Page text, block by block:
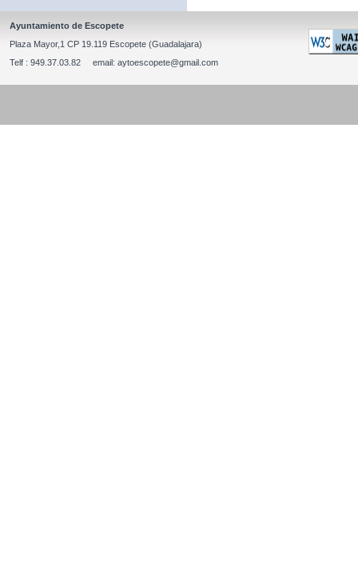
Ayuntamiento de Escopete
Plaza Mayor,1 CP 19.119 Escopete (Guadalajara)
Telf : 949.37.03.82 email: aytoescopete@gmail.com